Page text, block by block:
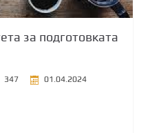
за подготовката
347 01.04.2024